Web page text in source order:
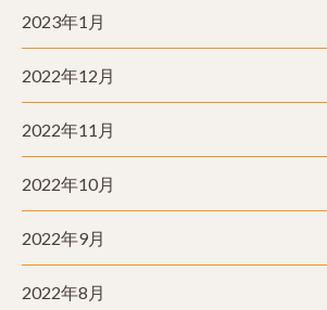
2023年1月
2022年12月
2022年11月
2022年10月
2022年9月
2022年8月